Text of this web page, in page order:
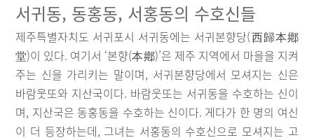
서귀동, 동홍동, 서홍동의 수호신들
제주특별자치도 서귀포시 서귀동에는 서귀본향당(西歸本鄕
堂)이 있다. 여기서 ‘본향(本鄕)’은 제주 지역에서 마을을 지켜
주는 신을 가리키는 말이며, 서귀본향당에서 모셔지는 신은
바람웃또와 지산국이다. 바람웃또는 서귀동을 수호하는 신이
며, 지산국은 동홍동을 수호하는 신이다. 게다가 한 명의 여신
이 더 등장하는데, 그녀는 서홍동의 수호신으로 모셔지는 고